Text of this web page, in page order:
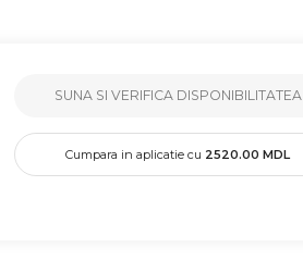
SUNA SI VERIFICA DISPONIBILITATEA
Cumpara in aplicatie cu 2520.00 MDL